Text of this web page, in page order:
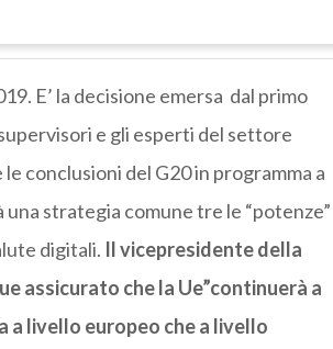
E’ la decisione emersa dal primo
e gli esperti del settore
conclusioni del G20 in programma a
strategia comune tre le “potenze”
digitali. Il vicepresidente della
assicurato che la Ue”continuerà a
a livello europeo che a livello